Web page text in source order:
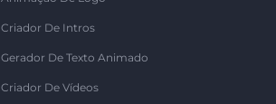
Criador De Intros
Gerador De Texto Animado
Criador De Vídeos